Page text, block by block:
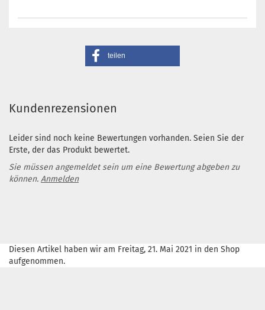
teilen
Kundenrezensionen
Leider sind noch keine Bewertungen vorhanden. Seien Sie der
Erste, der das Produkt bewertet.
Sie müssen angemeldet sein um eine Bewertung abgeben zu
können. Anmelden
Diesen Artikel haben wir am Freitag, 21. Mai 2021 in den Shop
aufgenommen.